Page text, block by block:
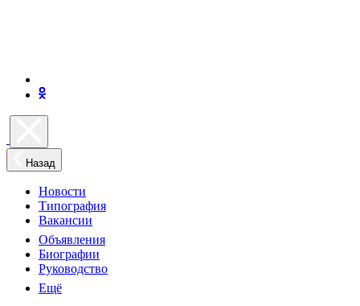
Назад
Новости
Типография
Вакансии
Объявления
Биографии
Руководство
Ещё